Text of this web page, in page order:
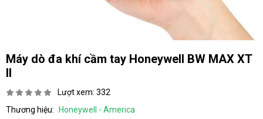
Máy dò đa khí cầm tay Honeywell BW MAX XT
II
Lượt xem: 332
Thương hiệu:
Honeywell - America